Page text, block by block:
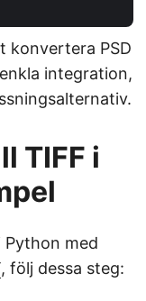
konvertera PSD
integration,
TIFF i
Python med
, följ dessa steg: